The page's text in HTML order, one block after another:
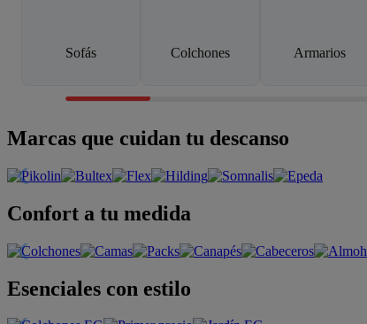
Sofás Colchones Armarios
Marcas que cuidan tu descanso
Confort a tu medida
Esenciales con estilo